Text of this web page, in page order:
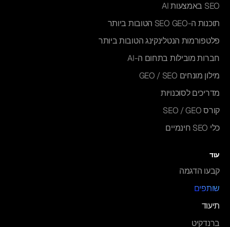
SEO באמצעות AI
תוכנות ה-SEO GEO הטובות ביותר
פלטפורמות הנטלינקינג הטובות ביותר
חברות מובילות בתחום ה-AI
מילון מונחים GEO / SEO
מדריכים לסוכנויות
קורס SEO / GEO
כלי SEO חינמיים
עוד
קבעו הדגמה
שותפים
תיעוד
ברנדקיט